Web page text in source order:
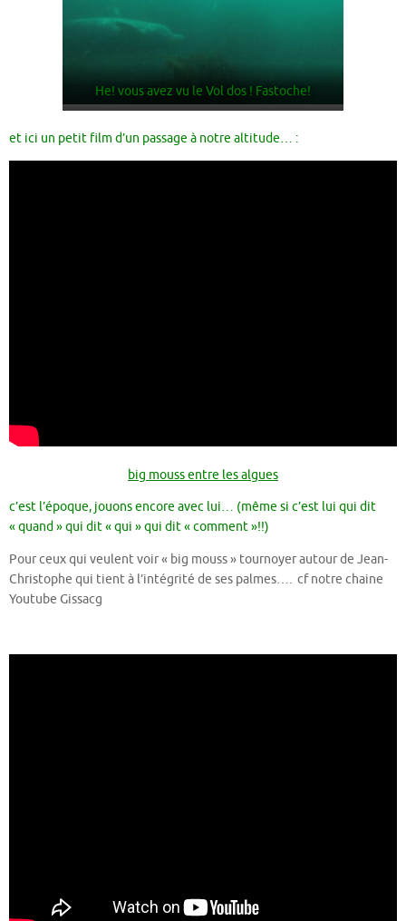
He! vous avez vu le Vol dos ! Fastoche!
et ici un petit film d’un passage à notre altitude… :
big mouss entre les algues
c’est l’époque, jouons encore avec lui… (même si c’est lui qui dit
« quand » qui dit « qui » qui dit « comment »!!)
Pour ceux qui veulent voir « big mouss » tournoyer autour de Jean-
Christophe qui tient à l’intégrité de ses palmes…. cf notre chaine
Youtube Gissacg